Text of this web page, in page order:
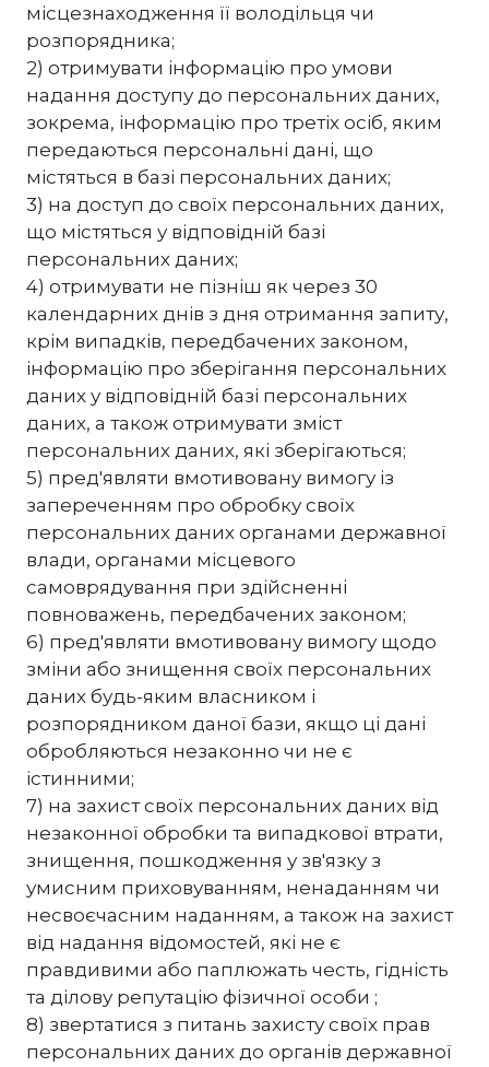
місцезнаходження її володільця чи
розпорядника;
2) отримувати інформацію про умови
надання доступу до персональних даних,
зокрема, інформацію про третіх осіб, яким
передаються персональні дані, що
містяться в базі персональних даних;
3) на доступ до своїх персональних даних,
що містяться у відповідній базі
персональних даних;
4) отримувати не пізніш як через 30
календарних днів з дня отримання запиту,
крім випадків, передбачених законом,
інформацію про зберігання персональних
даних у відповідній базі персональних
даних, а також отримувати зміст
персональних даних, які зберігаються;
5) пред'являти вмотивовану вимогу із
запереченням про обробку своїх
персональних даних органами державної
влади, органами місцевого
самоврядування при здійсненні
повноважень, передбачених законом;
6) пред'являти вмотивовану вимогу щодо
зміни або знищення своїх персональних
даних будь-яким власником і
розпорядником даної бази, якщо ці дані
обробляються незаконно чи не є
істинними;
7) на захист своїх персональних даних від
незаконної обробки та випадкової втрати,
знищення, пошкодження у зв'язку з
умисним приховуванням, ненаданням чи
несвоєчасним наданням, а також на захист
від надання відомостей, які не є
правдивими або паплюжать честь, гідність
та ділову репутацію фізичної особи ;
8) звертатися з питань захисту своїх прав
персональних даних до органів державної